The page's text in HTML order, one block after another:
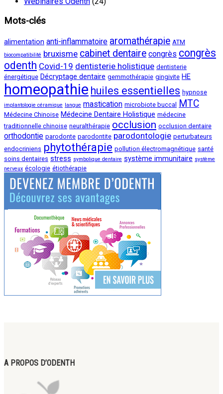
Mots-clés
alimentation anti-inflammatoire aromathérapie ATM
biocompatibilité bruxisme cabinet dentaire congrès congrès
odenth Covid-19 dentisterie holistique dentisterie
énergétique Décryptage dentaire gemmothérapie gingivite HE
homeopathie huiles essentielles hypnose
implantologie céramique langue mastication microbiote buccal MTC
Médecine Chinoise Médecine Dentaire Holistique médecine
traditionnelle chinoise neuralthérapie occlusion occlusion dentaire
orthodontie parodonte parodontite parodontologie perturbateurs
endocriniens phytothérapie pollution électromagnétique santé
soins dentaires stress symbolique dentaire système immunitaire système
nerveux écologie étiothérapie
A PROPOS D’ODENTH